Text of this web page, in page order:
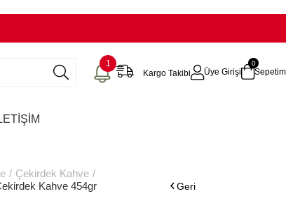
1
Kargo Takibi
Üye Girişi Sepetim
0
Çekirdek Kahve
Kahve 454gr